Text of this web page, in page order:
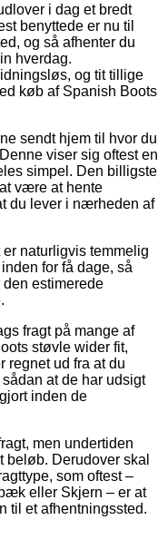
i dag et bredt
benyttede er nu til
og så afhenter du
hverdag.
og tit tillige
køb af Spanish Boots
sendt hjem til hvor du
viser sig oftest en
simpel. Den billigste
være at hente
du lever i nærheden af
naturligvis temmelig
for få dage, så
den estimerede
fragt på mange af
støvle wider fit,
regnet ud fra at du
at de har udsigt
inden de
men undertiden
beløb. Derudover skal
som oftest –
eller Skjern – er at
til et afhentningssted.